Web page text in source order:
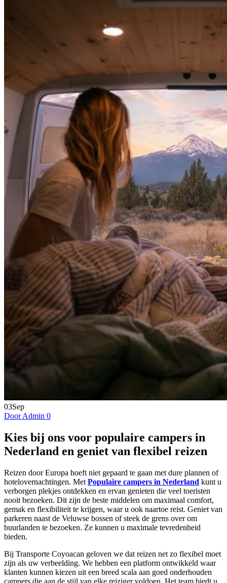
03Sep
Door Admin 0
Kies bij ons voor populaire campers in
Nederland en geniet van flexibel reizen
Reizen door Europa hoeft niet gepaard te gaan met dure plannen of
hotelovernachtingen. Met Populaire campers in Nederland kunt u
verborgen plekjes ontdekken en ervan genieten die veel toeristen
nooit bezoeken. Dit zijn de beste middelen om maximaal comfort,
gemak en flexibiliteit te krijgen, waar u ook naartoe reist. Geniet van
parkeren naast de Veluwse bossen of steek de grens over om
buurlanden te bezoeken. Ze kunnen u maximale tevredenheid
bieden.
Bij Transporte Coyoacan geloven we dat reizen net zo flexibel moet
zijn als uw verbeelding. We hebben een platform ontwikkeld waar
klanten kunnen kiezen uit een breed scala aan goed onderhouden
campers die aan de stijl van elke reiziger voldoen. Het team biedt u